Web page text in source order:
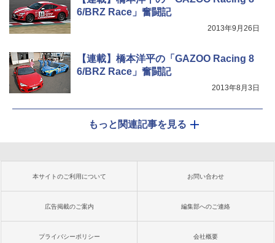
6/BRZ Race」奮闘記
2013年9月26日
【連載】橋本洋平の「GAZOO Racing 8
6/BRZ Race」奮闘記
2013年8月3日
もっと関連記事を見る
本サイトのご利用について お問い合わせ
広告掲載のご案内 編集部へのご連絡
プライバシーポリシー 会社概要